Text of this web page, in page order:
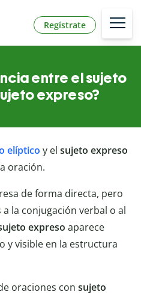
Regístrate
entre el sujeto
expreso?
elíptico y el sujeto expreso
oración.
de forma directa, pero
la conjugación verbal o al
expreso aparece
y visible en la estructura
oraciones con sujeto